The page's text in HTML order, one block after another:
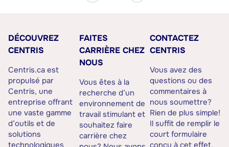
DÉCOUVREZ
CENTRIS
Centris.ca est
propulsé par
Centris, une
entreprise offrant
une vaste gamme
d’outils et de
solutions
technologiques
FAITES
CARRIÈRE CHEZ
NOUS
Vous êtes à la
recherche d’un
environnement de
travail stimulant et
souhaitez faire
carrière chez
CONTACTEZ
CENTRIS
Vous avez des
questions ou des
commentaires à
nous soumettre?
Rien de plus simple!
Il suffit de remplir le
court formulaire
conçu à cet effet.